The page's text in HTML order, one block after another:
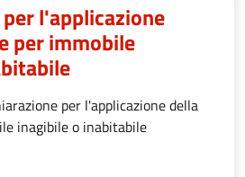
l'applicazione
per immobile
per l'applicazione della
inagibile o inabitabile